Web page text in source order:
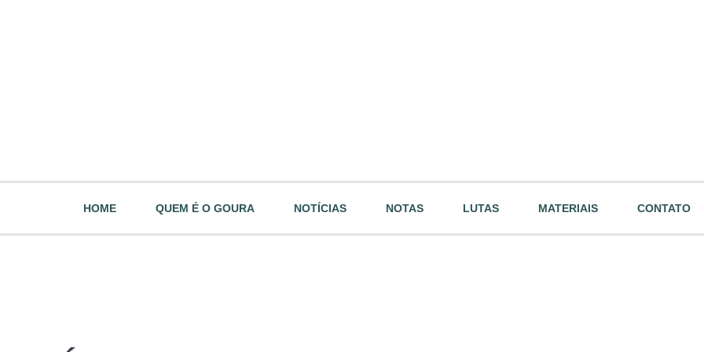
HOME QUEM É O GOURA NOTÍCIAS NOTAS LUTAS MATERIAIS CONTATO